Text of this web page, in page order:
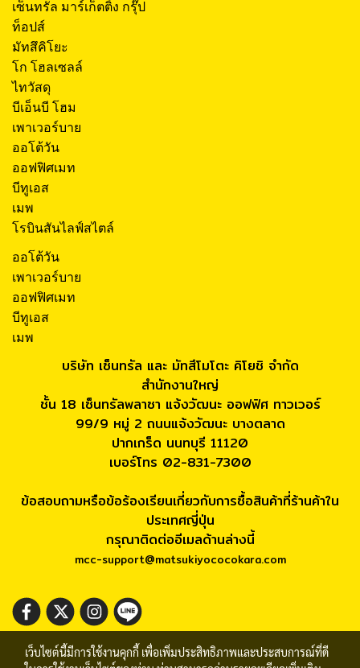
เซ็นทรัล มาร์เก็ตติ้ง กรุ๊ป
ท็อปส์
มัทสึคิโยะ
โก โฮลเซลล์
ไทวัสดุ
บีเอ็นบี โฮม
เพาเวอร์บาย
ออโต้วัน
ออฟฟิศเมท
บีทูเอส
เมพ
โรบินสันไลฟ์สไตล์
ออโต้วัน
เพาเวอร์บาย
ออฟฟิศเมท
บีทูเอส
เมพ
บริษัท เซ็นทรัล และ มัทสึโมโตะ คิโยชิ จำกัด
สำนักงานใหญ่
ชั้น 18 เซ็นทรัลพลาซา แจ้งวัฒนะ ออฟฟิศ ทาวเวอร์
99/9 หมู่ 2 ถนนแจ้งวัฒนะ บางตลาด
ปากเกร็ด นนทบุรี 11120
เบอร์โทร 02-831-7300
ข้อสอบถามหรือข้อร้องเรียนเกี่ยวกับการซื้อสินค้าที่ร้านค้าใน
ประเทศญี่ปุ่น
กรุณาติดต่ออีเมลด้านล่างนี้
mcc-support@matsukiyococokara.com
เว็บไซต์นี้มีการใช้งานคุกกี้ เพื่อเพิ่มประสิทธิภาพและประสบการณ์ที่ดี